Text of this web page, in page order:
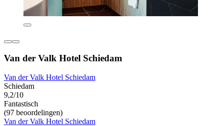
Van der Valk Hotel Schiedam
Van der Valk Hotel Schiedam
Schiedam
9,2/10
Fantastisch
(97 beoordelingen)
Van der Valk Hotel Schiedam